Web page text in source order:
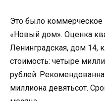
Это было коммерческое
«Новый дом». Оценка
Ленинградская, дом 14,
стоимость: четыре
рублей.
миллиона девятьсот.